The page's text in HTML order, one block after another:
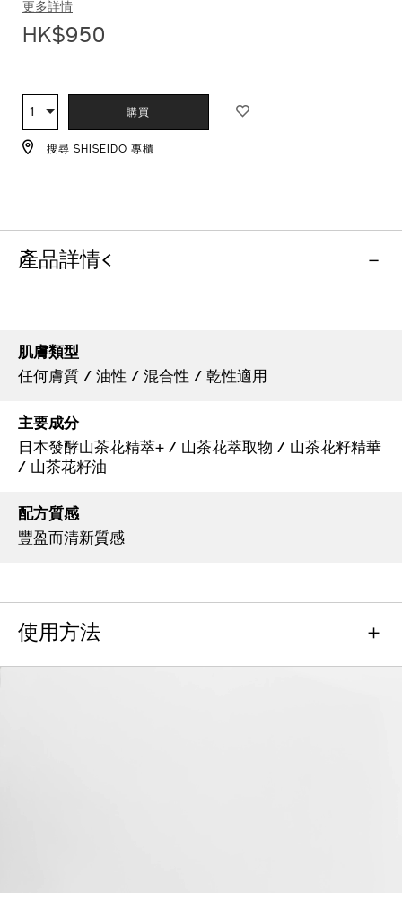
更多詳情
HK$950
TO
CART
OPTIONS
ACTIONS
數
量
1 購買
搜尋 SHISEIDO 專櫃
產品詳情<
肌膚類型
任何膚質 / 油性 / 混合性 / 乾性適用
主要成分
日本發酵山茶花精萃+ / 山茶花萃取物 / 山茶花籽精華
/ 山茶花籽油
配方質感
豐盈而清新質感
使用方法